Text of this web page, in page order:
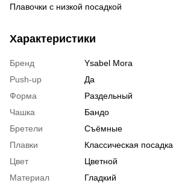
Плавочки с низкой посадкой
Характеристики
Бренд
Ysabel Mora
Push-up
Да
Форма
Раздельный
Чашка
Бандо
Бретели
Съёмные
Плавки
Классическая посадка
Цвет
Цветной
Материал
Гладкий